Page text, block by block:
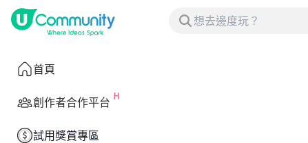
首頁
創作者合作平台
試用獎賞專區